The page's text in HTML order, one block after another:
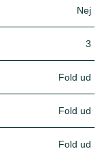
Nej
3
Fold ud
Fold ud
Fold ud